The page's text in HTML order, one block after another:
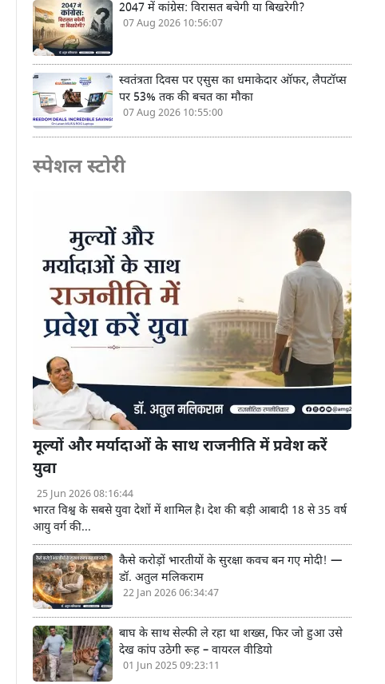
2047 में कांग्रेस: विरासत बचेगी या बिखरेगी?
07 Aug 2026 10:56:07
स्वतंत्रता दिवस पर एसुस का धमाकेदार ऑफर, लैपटॉप्स
पर 53% तक की बचत का मौका
07 Aug 2026 10:55:00
स्पेशल स्टोरी
मूल्यों और मर्यादाओं के साथ राजनीति में प्रवेश करें
युवा
25 Jun 2026 08:16:44
भारत विश्व के सबसे युवा देशों में शामिल है। देश की बड़ी आबादी 18 से 35 वर्ष
आयु वर्ग की...
कैसे करोड़ों भारतीयों के सुरक्षा कवच बन गए मोदी! —
डॉ. अतुल मलिकराम
22 Jan 2026 06:34:47
बाघ के साथ सेल्फी ले रहा था शख्स, फिर जो हुआ उसे
देख कांप उठेगी रूह – वायरल वीडियो
01 Jun 2025 09:23:11